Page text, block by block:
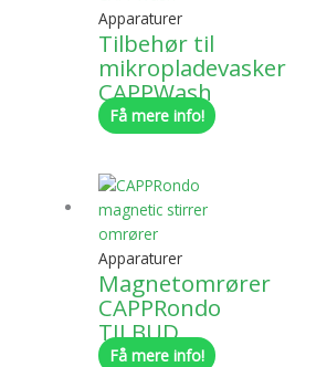
Apparaturer
Tilbehør til
mikropladevasker
CAPPWash
Få mere info!
Apparaturer
Magnetomrører
CAPPRondo
TILBUD
Få mere info!